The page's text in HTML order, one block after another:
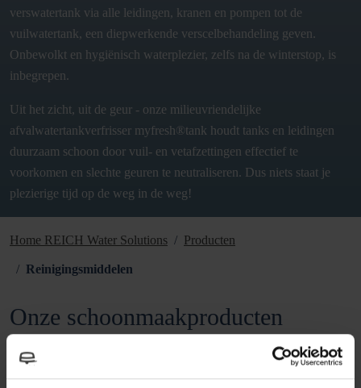
verswatertank via alle leidingen, kranen en pompen tot de
vuilwatertank, een diepwerkende verscelbehandeling geven.
Onbewolkt en hygiënisch waterplezier, zelfs na de winterstop, is
inbegrepen.
Uit het zicht, uit de geur - onze milieuvriendelijke
afvalwatertankverfrisser myfresh®tank houdt tanks en leidingen
duurzaam schoon door vuil- en vetafzettingen effectief te
voorkomen en slechte geuren te neutraliseren. Dus niets staat je
plezierige tijd op de weg in de weg!
Home REICH Water Solutions Producten
Reinigingsmiddelen
Onze schoonmaakproducten